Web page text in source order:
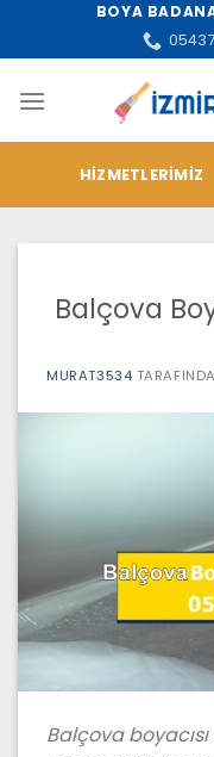
BOYA
HIZMETLERIMIZ
Balçova
MURAT3534
Balçova